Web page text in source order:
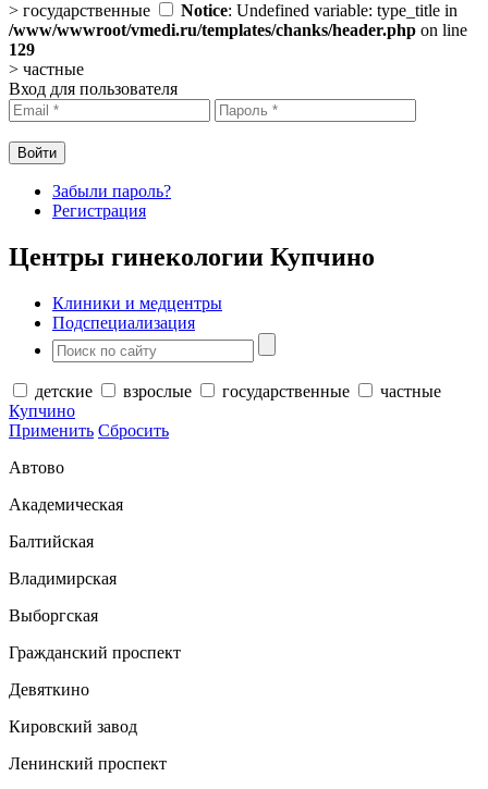
> государственные Notice: Undefined variable: type_title in
/www/wwwroot/vmedi.ru/templates/chanks/header.php on line
129
> частные
Вход для пользователя
Забыли пароль?
Регистрация
Центры гинекологии Купчино
Клиники и медцентры
Подспециализация
детские взрослые государственные
частные
Купчино
Применить Сбросить
Автово
Академическая
Балтийская
Владимирская
Выборгская
Гражданский проспект
Девяткино
Кировский завод
Ленинский проспект